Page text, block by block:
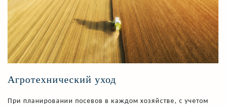
Агротехнический уход
При планировании посевов в каждом хозяйстве, с учетом